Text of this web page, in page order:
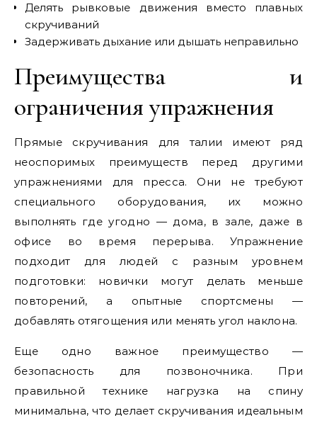
Делять рывковые движения вместо плавных
скручиваний
Задерживать дыхание или дышать неправильно
Преимущества и
ограничения упражнения
Прямые скручивания для талии имеют ряд
неоспоримых преимуществ перед другими
упражнениями для пресса. Они не требуют
специального оборудования, их можно
выполнять где угодно — дома, в зале, даже в
офисе во время перерыва. Упражнение
подходит для людей с разным уровнем
подготовки: новички могут делать меньше
повторений, а опытные спортсмены —
добавлять отягощения или менять угол наклона.
Еще одно важное преимущество —
безопасность для позвоночника. При
правильной технике нагрузка на спину
минимальна, что делает скручивания идеальным